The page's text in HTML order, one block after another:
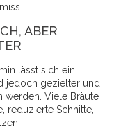
ABER
lässt sich ein
jedoch gezielter und
werden. Viele Bräute
reduzierte Schnitte,